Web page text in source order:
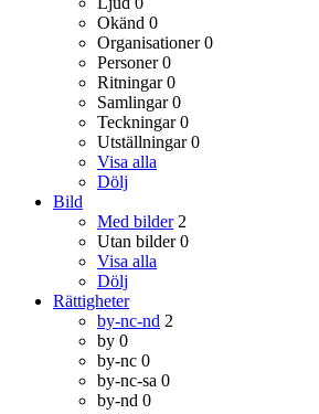
Okänd 0
Organisationer 0
Personer 0
Ritningar 0
Samlingar 0
Teckningar 0
Utställningar 0
Visa alla
Dölj
Bild
Med bilder 2
Utan bilder 0
Visa alla
Dölj
Rättigheter
by-nc-nd 2
by 0
by-nc 0
by-nc-sa 0
by-nd 0